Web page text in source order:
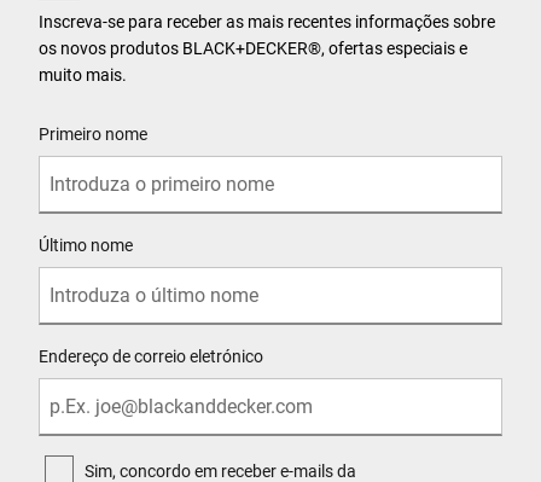
Inscreva-se para receber as mais recentes informações sobre
os novos produtos BLACK+DECKER®, ofertas especiais e
muito mais.
Primeiro nome
Último nome
Endereço de correio eletrónico
Sim, concordo em receber e-mails da